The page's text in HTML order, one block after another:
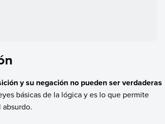
y su negación no pueden ser verdaderas
básicas de la lógica y es lo que permite